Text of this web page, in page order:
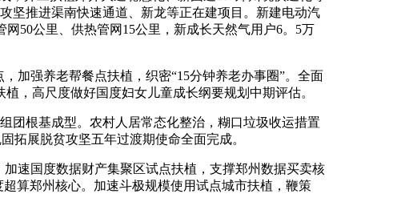
坚推进渠南快速通道、新龙等正在建项目。新建电动汽
50公里、供热管网15公里，新成长天然气用户6。5万
强养老帮餐点扶植，织密“15分钟养老办事圈”。全面
，高尺度做好国度妇女儿童成长纲要规划中期评估。
根基成型。农村人居常态化整治，糊口垃圾收运措置
拓展脱贫攻坚五年过渡期使命全面完成。
速国度数据财产集聚区试点扶植，支撑郑州数据买卖核
算郑州核心。加速斗极规模使用试点城市扶植，鞭策